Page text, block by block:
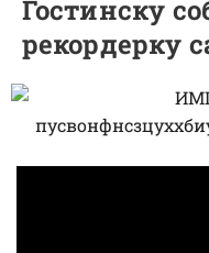
Гостинску
рекордерку